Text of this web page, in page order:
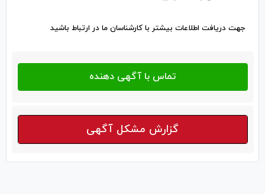
جهت دریافت اطلاعات بیشتر با کارشناسان ما در ارتباط باشید
گزارش مشکل آگهی